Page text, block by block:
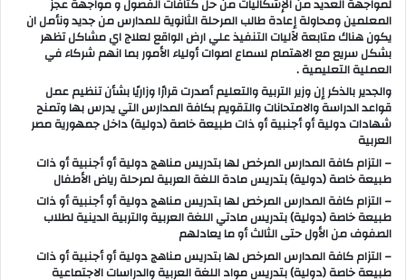
المعلمين ومحاولة إعادة طالب المرحلة الثانوية للمدارس من جديد ونأمل ان
يكون هناك متابعة لآليات التنفيذ علي ارض الواقع لعلاج اي مشاكل تظهر
بشكل سريع مع الاهتمام لسماع اصوات أولياء الأمور بما انهم شركاء في
العملية التعليمية .
والجدير بالذكر إن وزير التربية والتعليم أصدرت قرارًا وزاريًا بشأن تنظيم عمل
قواعد الدراسة والامتحانات والتقويم بكافة المدارس التي يدرس بها وتمنح
شهادات دولية أو أجنبية أو ذات طبيعة خاصة (دولية) داخل جمهورية مصر
العربية
– التزام كافة المدارس المرخص لها بتدريس مناهج دولية أو أجنبية أو ذات
طبيعة خاصة (دولية) بتدريس مادة اللغة العربية لمرحلة رياض الأطفال
– التزام كافة المدارس المرخص لها بتدريس مناهج دولية أو أجنبية أو ذات
طبيعة خاصة (دولية) بتدريس مادتي اللغة العربية والتربية الدينية لطلاب
الصفوف من الأول حتى الثالث أو ما يعادلهم
– التزام كافة المدارس المرخص لها بتدريس مناهج دولية أو أجنبية أو ذات
طبيعة خاصة (دولية) بتدريس مواد اللغة العربية والدراسات الاجتماعية